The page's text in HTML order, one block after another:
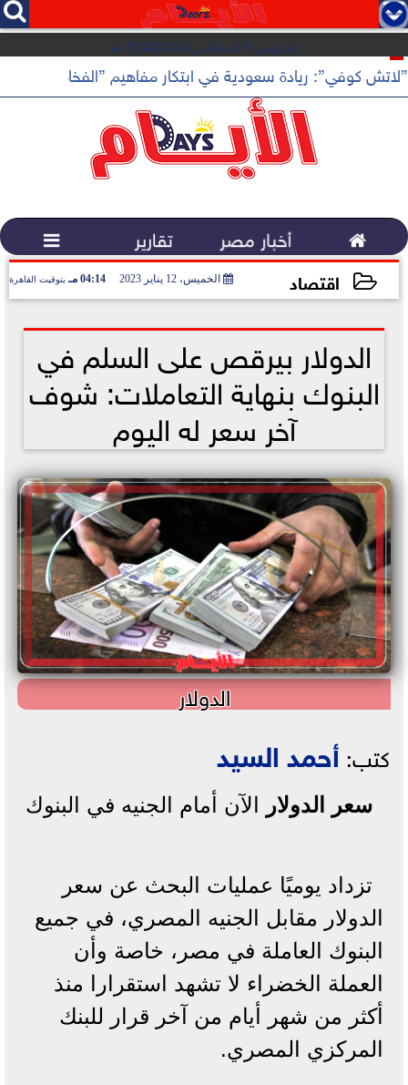
   
الخميس 6 أغسطس 2026 11:43 مـ
”لاتش كوفي”: ريادة سعودية في ابتكار مفاهيم ”الفخامة
 أخبار مصر تقارير 
اقتصاد الخميس، 12 يناير 2023 04:14 مـ بتوقيت القاهرة
الدولار بيرقص على السلم في
البنوك بنهاية التعاملات: شوف
آخر سعر له اليوم
الدولار
كتب: أحمد السيد
سعر الدولار الآن أمام الجنيه في البنوك
تزداد يوميًا عمليات البحث عن سعر
الدولار مقابل الجنيه المصري، في جميع
البنوك العاملة في مصر، خاصة وأن
العملة الخضراء لا تشهد استقرارا منذ
أكثر من شهر أيام من آخر قرار للبنك
المركزي المصري.